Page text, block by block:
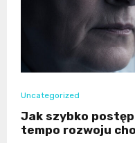
Uncategorized
Jak szybko
tempo rozwoju